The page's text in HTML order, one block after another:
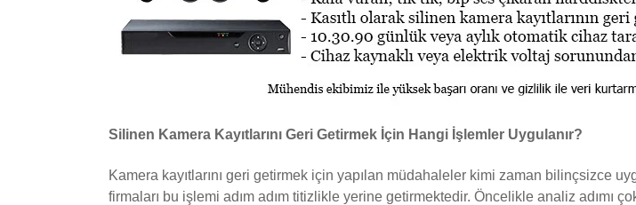
Silinen Kamera Kayıtlarını Geri Getirmek İçin Hangi İşlemler Uygulanır?
Kamera kayıtlarını geri getirmek için yapılan müdahaleler kimi zaman bilinçsizce
firmaları bu işlemi adım adım titizlikle yerine getirmektedir. Öncelikle analiz adımı